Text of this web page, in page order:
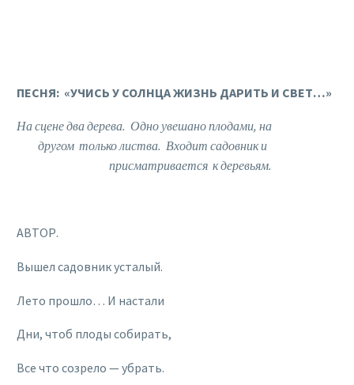
ПЕСНЯ: «УЧИСЬ У СОЛНЦА ЖИЗНЬ ДАРИТЬ И СВЕТ…»
На сцене два дерева. Одно увешано плодами, на
другом только листва. Входит садовник и
присматривается к деревьям.
АВТОР.
Вышел садовник усталый.
Лето прошло… И настали
Дни, чтоб плоды собирать,
Все что созрело — убрать.